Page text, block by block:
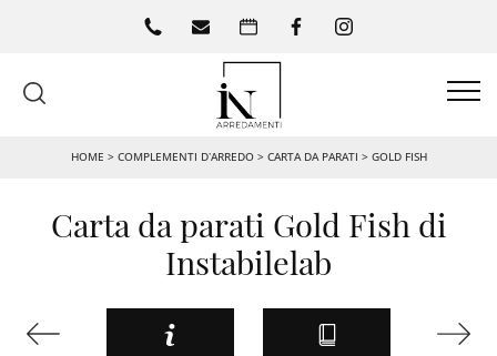
HOME > COMPLEMENTI D’ARREDO> CARTA DA PARATI > GOLD FISH
Carta da parati Gold Fish di
Instabilelab